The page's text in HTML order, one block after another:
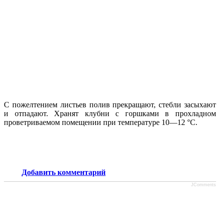
С пожелтением листьев полив прекращают, стебли засыхают
и отпа­дают. Хранят клубни с горшками в прохладном
проветриваемом поме­щении при температуре 10—12 °С.
Добавить комментарий
JComments